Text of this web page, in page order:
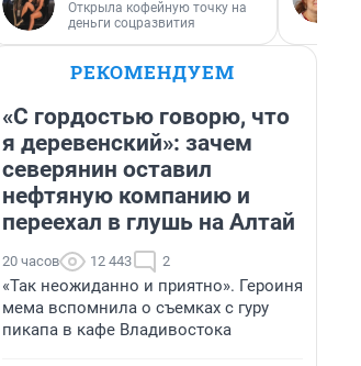
Открыла кофейную точку на
деньги соцразвития
РЕКОМЕНДУЕМ
«С гордостью говорю, что
я деревенский»: зачем
северянин оставил
нефтяную компанию и
переехал в глушь на Алтай
20 часов 12 443 2
«Так неожиданно и приятно». Героиня
мема вспомнила о съемках с гуру
пикапа в кафе Владивостока